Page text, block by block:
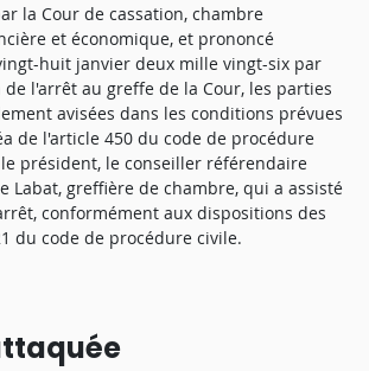
la Cour de cassation, chambre
et économique, et prononcé
huit janvier deux mille vingt-six par
l'arrêt au greffe de la Cour, les parties
avisées dans les conditions prévues
de l'article 450 du code de procédure
président, le conseiller référendaire
Labat, greffière de chambre, qui a assisté
conformément aux dispositions des
du code de procédure civile.